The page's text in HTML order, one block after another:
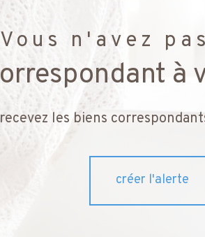
Vous n'avez
à
les biens
créer l'alerte